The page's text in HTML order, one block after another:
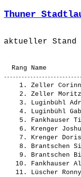
Thuner
    1.
    2.
    3.
    4.
    5.
    6.
    7.
    8.
    9.
   10.
   11.